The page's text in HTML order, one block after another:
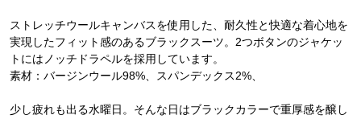
ストレッチウールキャンバスを使用した、耐久性と快適な着心地を
実現したフィット感のあるブラックスーツ。2つボタンのジャケッ
トにはノッチドラペルを採用しています。
素材：バージンウール98%、スパンデックス2%、
少し疲れも出る水曜日。そんな日はブラックカラーで重厚感を醸し